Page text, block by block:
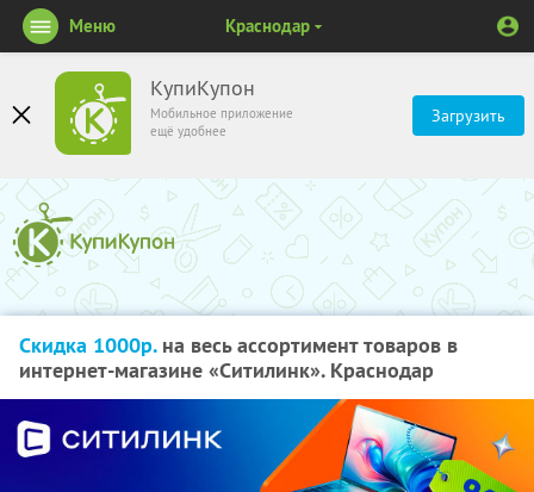
КупиКупон
Мобильное приложение
ещё удобнее
Загрузить
Меню Краснодар
Скидка 1000р.на весь ассортимент товаров в
интернет-магазине «Ситилинк». Краснодар